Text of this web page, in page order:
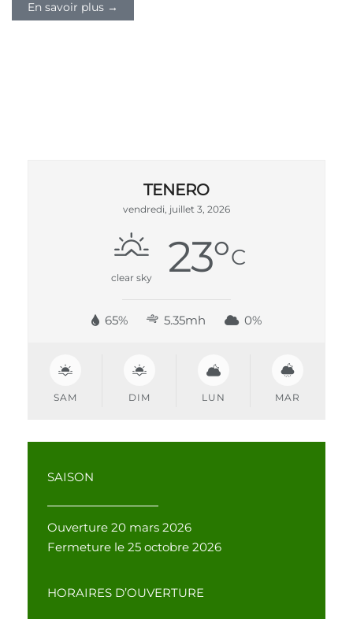
En savoir plus →
TENERO
vendredi, juillet 3, 2026
clear sky 23°C
65% 5.35mh 0%
SAM DIM LUN MAR
SAISON
Ouverture 20 mars 2026
Fermeture le 25 octobre 2026
HORAIRES D’OUVERTURE